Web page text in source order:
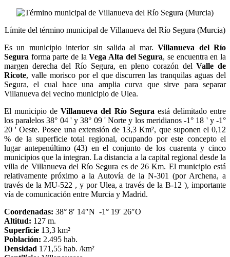
Límite del término municipal de Villanueva del Río Segura (Murcia)
Es un municipio interior sin salida al mar.Villanueva del Río
Segura forma parte de laVega Alta del Segura, se encuentra en la
margen derecha del Río Segura, en pleno corazón delValle de
Ricote, valle morisco por el que discurren las tranquilas aguas del
Segura, el cual hace una amplia curva que sirve para separar
Villanueva del vecino municipio de Ulea.
El municipio deVillanueva del Río Segura está delimitado entre
los paralelos 38° 04 ' y 38° 09 ' Norte y los meridianos -1° 18 ' y -1°
20 ' Oeste. Posee una extensión de 13,3 Km², que suponen el 0,12
% de la superficie total regional, ocupando por este concepto el
lugar antepenúltimo (43) en el conjunto de los cuarenta y cinco
municipios que la integran. La distancia a la capital regional desde la
villa de Villanueva del Río Segura es de 26 Km. El municipio está
relativamente próximo a la Autovía de la N-301 (por Archena, a
través de la MU-522 , y por Ulea, a través de la B-12 ), importante
vía de comunicación entre Murcia y Madrid.
Coordenadas: 38° 8′ 14″N -1° 19′ 26″O
Altitud: 127 m.
Superficie 13,3 km²
Población: 2.495 hab.
Densidad 171,55 hab. /km²